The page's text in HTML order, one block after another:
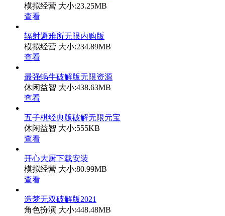
模拟经营 大小:23.25MB
查看
辐射避难所无限内购版
模拟经营 大小:234.89MB
查看
最强蜗牛破解版无限资源
休闲益智 大小:438.63MB
查看
五子棋经典版破解无限元宝
休闲益智 大小:555KB
查看
开心大厨下载安装
模拟经营 大小:80.99MB
查看
造梦无双破解版2021
角色扮演 大小:448.48MB